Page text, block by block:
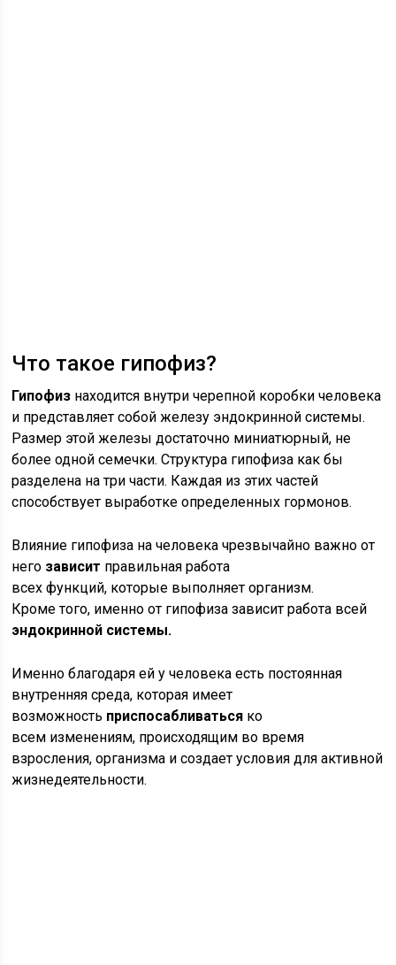
Что такое гипофиз?
Гипофиз находится внутри черепной коробки человека
и представляет собой железу эндокринной системы.
Размер этой железы достаточно миниатюрный, не
более одной семечки. Структура гипофиза как бы
разделена на три части. Каждая из этих частей
способствует выработке определенных гормонов.
Влияние гипофиза на человека чрезвычайно важно от
него зависит правильная работа
всех функций, которые выполняет организм.
Кроме того, именно от гипофиза зависит работа всей
эндокринной системы.
Именно благодаря ей у человека есть постоянная
внутренняя среда, которая имеет
возможность приспосабливаться ко
всем изменениям, происходящим во время
взросления, организма и создает условия для активной
жизнедеятельности.